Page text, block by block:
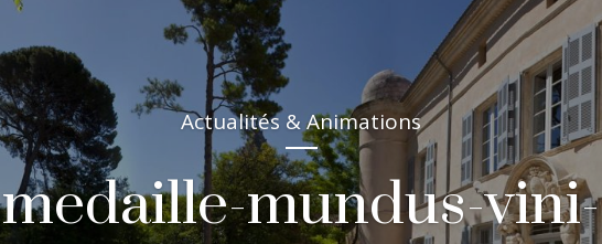
Actualités & Animations
medaille-mundus-vini-